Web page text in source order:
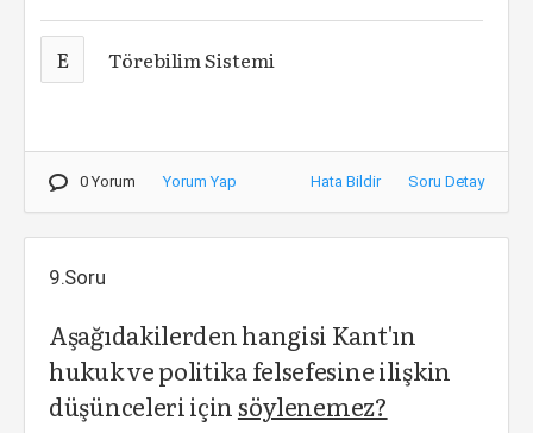
E Törebilim Sistemi
0 Yorum Yorum Yap Hata Bildir Soru Detay
9.Soru
Aşağıdakilerden hangisi Kant'ın
hukuk ve politika felsefesine ilişkin
düşünceleri içinsöylenemez?